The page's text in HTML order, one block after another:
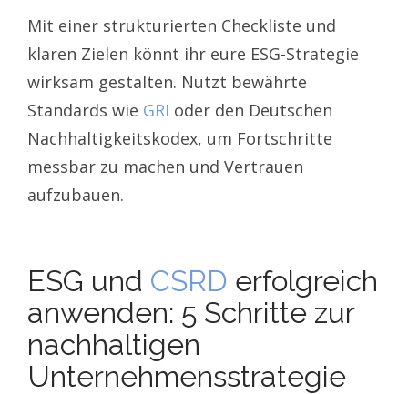
Mit einer strukturierten Checkliste und
klaren Zielen könnt ihr eure ESG-Strategie
wirksam gestalten. Nutzt bewährte
Standards wie GRI oder den Deutschen
Nachhaltigkeitskodex, um Fortschritte
messbar zu machen und Vertrauen
aufzubauen.
ESG und CSRD erfolgreich
anwenden: 5 Schritte zur
nachhaltigen
Unternehmensstrategie